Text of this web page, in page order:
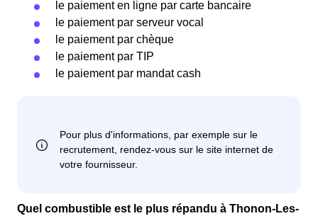
le paiement en ligne par carte bancaire
le paiement par serveur vocal
le paiement par chèque
le paiement par TIP
le paiement par mandat cash
Quel combustible est le plus répandu à Thonon-Les-